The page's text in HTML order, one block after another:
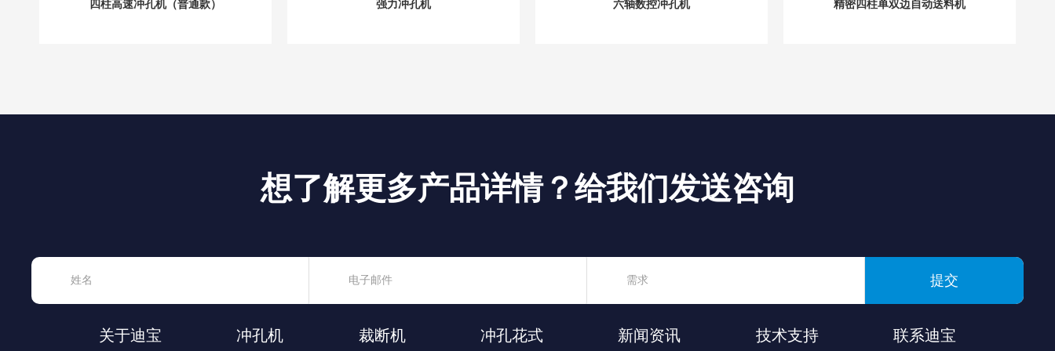
四柱高速冲孔机（普通款） 强力冲孔机 六轴数控冲孔机 精密四柱单双边自动送料机
想了解更多产品详情？给我们发送咨询
提交
关于迪宝 冲孔机 裁断机 冲孔花式 新闻资讯 技术支持 联系迪宝